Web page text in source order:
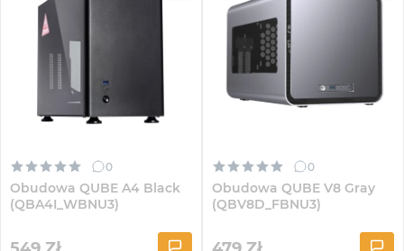
0
Obudowa QUBE A4 Black
(QBA4I_WBNU3)
0
Obudowa QUBE V8 Gray
(QBV8D_FBNU3)